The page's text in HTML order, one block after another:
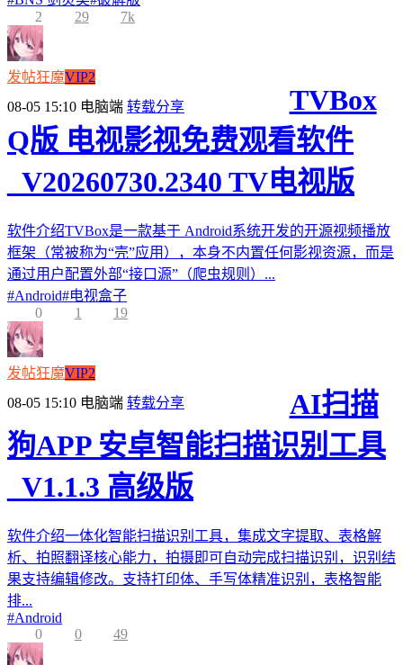
2
29 7k
发帖狂魔VIP2
08-05 15:10 电脑端 转载分享
TVBox
Q版 电视影视免费观看软件
_V20260730.2340 TV电视版
软件介绍TVBox是一款基于 Android系统开发的开源视频播放
框架（常被称为“壳”应用），本身不内置任何影视资源，而是
通过用户配置外部“接口源”（爬虫规则）...
#Android#电视盒子
0
1 19
发帖狂魔VIP2
08-05 15:10 电脑端 转载分享
AI扫描
狗APP 安卓智能扫描识别工具
_V1.1.3 高级版
软件介绍一体化智能扫描识别工具，集成文字提取、表格解
析、拍照翻译核心能力，拍摄即可自动完成扫描识别，识别结
果支持编辑修改。支持打印体、手写体精准识别，表格智能
排...
#Android
0
0 49